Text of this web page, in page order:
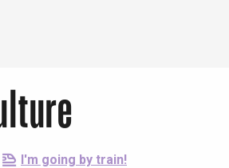
I'm going by train!